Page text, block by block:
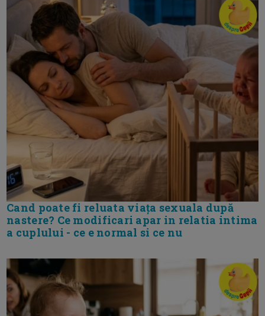
Cand poate fi reluata viața sexuala după
nastere? Ce modificari apar in relatia intima
a cuplului - ce e normal si ce nu